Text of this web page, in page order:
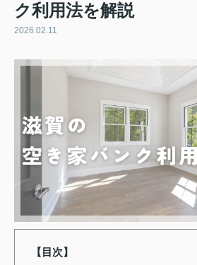
ク利用法を解説
2026.02.11
【目次】